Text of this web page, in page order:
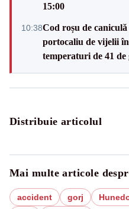
15:00
10:38Cod roșu de
portocaliu de vijelii
temperaturi de 41
Distribuie articolul
Mai multe articole
accident gorj